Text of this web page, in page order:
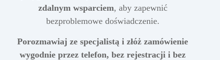
zdalnym wsparciem, aby zapewnić
bezproblemowe doświadczenie.
Porozmawiaj ze specjalistą i złóż zamówienie
wygodnie przez telefon, bez rejestracji i bez